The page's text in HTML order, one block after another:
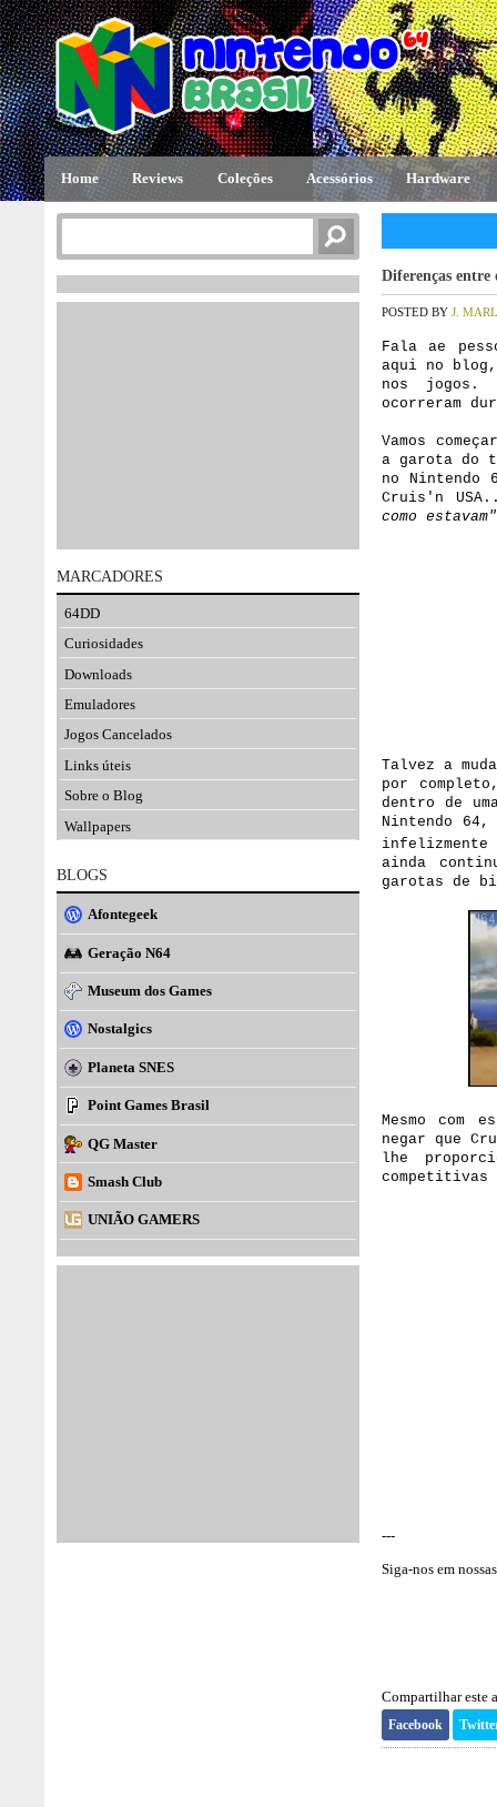
Home Reviews Coleções Acessórios Hardware
Diferenças
POSTED BY J.
Fala ae
aqui no
nos jogos.
ocorreram
Vamos
a garota do
no Nintendo
Cruis'n
como estavam"
Talvez a
por
dentro de
Nintendo
infelizmente
ainda
garotas de
Mesmo com
negar que
lhe
competitivas
---
Siga-nos em
Compartilhar este
Facebook
MARCADORES
64DD
Curiosidades
Downloads
Emuladores
Jogos Cancelados
Links úteis
Sobre o Blog
Wallpapers
BLOGS
Afontegeek
Geração N64
Museum dos Games
Nostalgics
Planeta SNES
Point Games Brasil
QG Master
Smash Club
UNIÃO GAMERS